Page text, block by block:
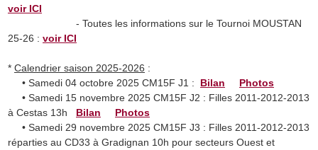
voir ICI
- Toutes les informations sur le Tournoi MOUSTAN
25-26 : voir ICI
* Calendrier saison 2025-2026 :
• Samedi 04 octobre 2025 CM15F J1 :
Bilan
Photos
• Samedi 15 novembre 2025 CM15F J2 : Filles 2011-2012-2013
à Cestas 13h
Bilan
Photos
• Samedi 29 novembre 2025 CM15F J3 : Filles 2011-2012-2013
réparties au CD33 à Gradignan 10h pour secteurs Ouest et